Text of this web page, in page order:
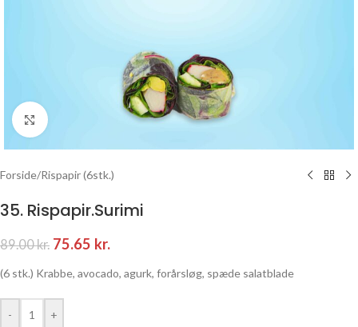
Klik for at forstørre
Forside/Rispapir (6stk.)
35. Rispapir.Surimi
89.00kr. 75.65 kr.
(6 stk.) Krabbe, avocado, agurk, forårsløg, spæde salatblade
- +